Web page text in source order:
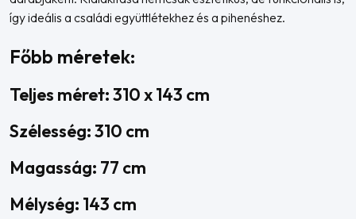
így ideális a családi együttlétekhez és a pihenéshez.
Főbb méretek:
Teljes méret: 310 x 143 cm
Szélesség: 310 cm
Magasság: 77 cm
Mélység: 143 cm